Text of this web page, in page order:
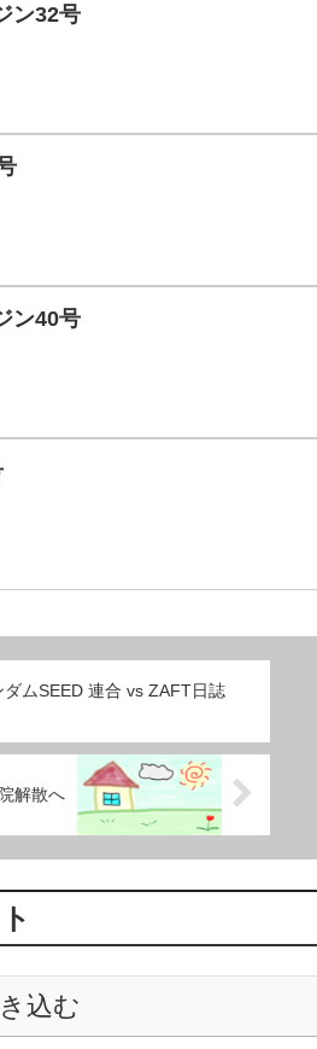
ン32号
ン40号
ダムSEED 連合 vs ZAFT日誌
解散へ
込む